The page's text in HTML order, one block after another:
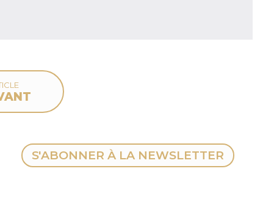
S'ABONNER À LA NEWSLETTER